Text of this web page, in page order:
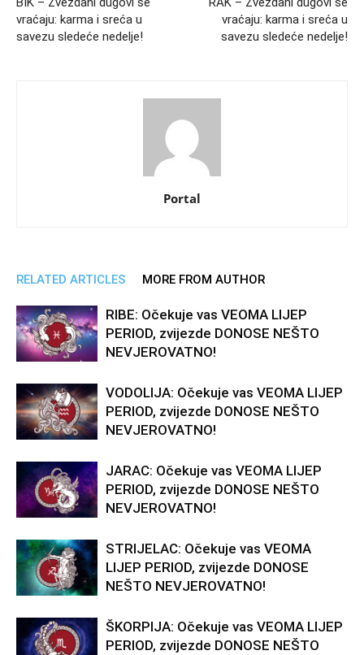
vraćaju: karma i sreća u
savezu sledeće nedelje!
vraćaju: karma i sreća u
savezu sledeće nedelje!
Portal
RELATED ARTICLES MORE FROM AUTHOR
RIBE: Očekuje vas VEOMA LIJEP
PERIOD, zvijezde DONOSE NEŠTO
NEVJEROVATNO!
VODOLIJA: Očekuje vas VEOMA LIJEP
PERIOD, zvijezde DONOSE NEŠTO
NEVJEROVATNO!
JARAC: Očekuje vas VEOMA LIJEP
PERIOD, zvijezde DONOSE NEŠTO
NEVJEROVATNO!
STRIJELAC: Očekuje vas VEOMA
LIJEP PERIOD, zvijezde DONOSE
NEŠTO NEVJEROVATNO!
ŠKORPIJA: Očekuje vas VEOMA LIJEP
PERIOD, zvijezde DONOSE NEŠTO